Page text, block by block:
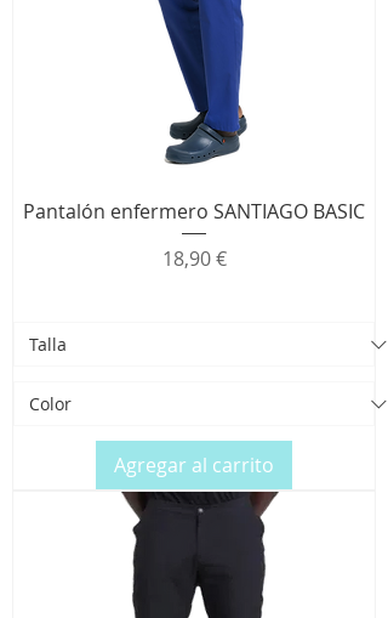
Pantalón enfermero SANTIAGO BASIC
Precio
18,90 €
Agregar al carrito